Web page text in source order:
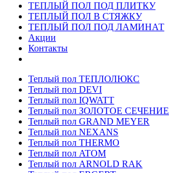
ТЕПЛЫЙ ПОЛ ПОД ПЛИТКУ
ТЕПЛЫЙ ПОЛ В СТЯЖКУ
ТЕПЛЫЙ ПОЛ ПОД ЛАМИНАТ
Акции
Контакты
Теплый пол ТЕПЛОЛЮКС
Теплый пол DEVI
Теплый пол IQWATT
Теплый пол ЗОЛОТОЕ СЕЧЕНИЕ
Теплый пол GRAND MEYER
Теплый пол NEXANS
Теплый пол THERMO
Теплый пол ATOM
Теплый пол ARNOLD RAK